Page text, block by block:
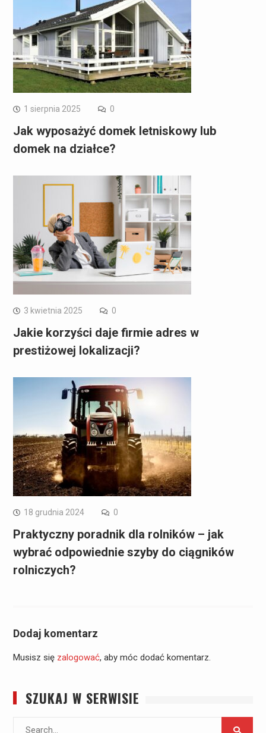
1 sierpnia 2025 0
Jak wyposażyć domek letniskowy lub
domek na działce?
3 kwietnia 2025 0
Jakie korzyści daje firmie adres w
prestiżowej lokalizacji?
18 grudnia 2024 0
Praktyczny poradnik dla rolników – jak
wybrać odpowiednie szyby do ciągników
rolniczych?
Dodaj komentarz
Musisz się zalogować, aby móc dodać komentarz.
SZUKAJ W SERWISIE